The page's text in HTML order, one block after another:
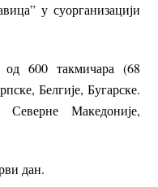
у суорганизацији
600 такмичара (68
Белгије, Бугарске.
Македоније,
дан.